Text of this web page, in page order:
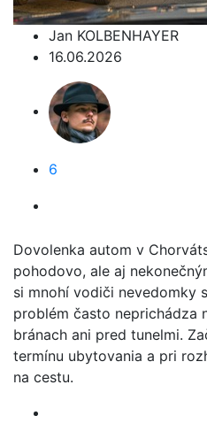
Jan KOLBENHAYER
16.06.2026
6
Dovolenka autom v
pohodovo, ale aj
si mnohí vodiči nevedomky
problém často neprichádza
bránach ani pred tunelmi.
termínu ubytovania a pri
na cestu.